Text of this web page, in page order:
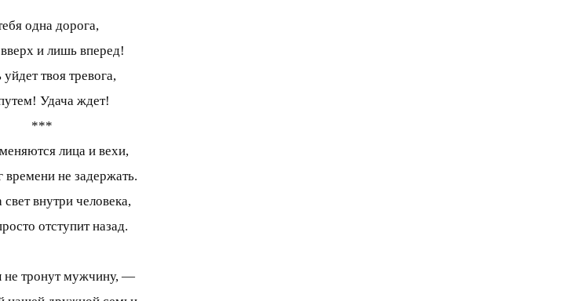
одна дорога,
и лишь вперед!
твоя тревога,
Удача ждет!
***
лица и вехи,
времени не задержать.
свет внутри человека,
отступит назад.
не тронут мужчину, —